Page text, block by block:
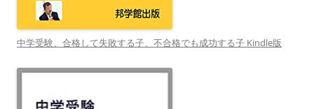
中学受験、合格して失敗する子、不合格でも成功する子 Kindle版